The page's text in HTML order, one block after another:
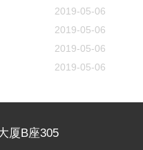
2019-05-06
2019-05-06
2019-05-06
2019-05-06
厦B座305